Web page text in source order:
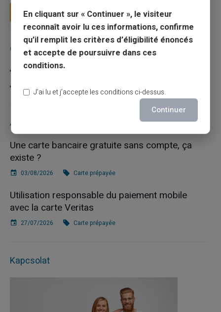
Lire la suite
Catégories
Carte prépayée
Articles récents
Une carte bancaire gratuite sans compte, ça
existe ?
03/08/2026 Carte prépayée
Utilisation responsable du paiement mobile
avec la carte Veritas
27/07/2026 Carte prépayée
Kapcsolat
En cliquant sur « Continuer », le visiteur
reconnaît avoir lu ces informations, confirme
qu’il remplit les critères d’éligibilité énoncés
et accepte de poursuivre dans ces
conditions.
J’ai lu et j’accepte les conditions ci-dessus.
Continuer